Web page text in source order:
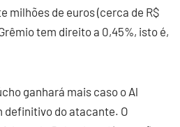
milhões de euros (cerca de R$
tem direito a 0,45%, isto é,
ganhará mais caso o Al
definitivo do atacante. O